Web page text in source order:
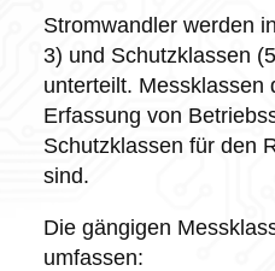
Stromwandler werden
3) und Schutzklassen
unterteilt. Messklassen
Erfassung von
Schutzklassen für den
sind.
Die gängigen
umfassen: